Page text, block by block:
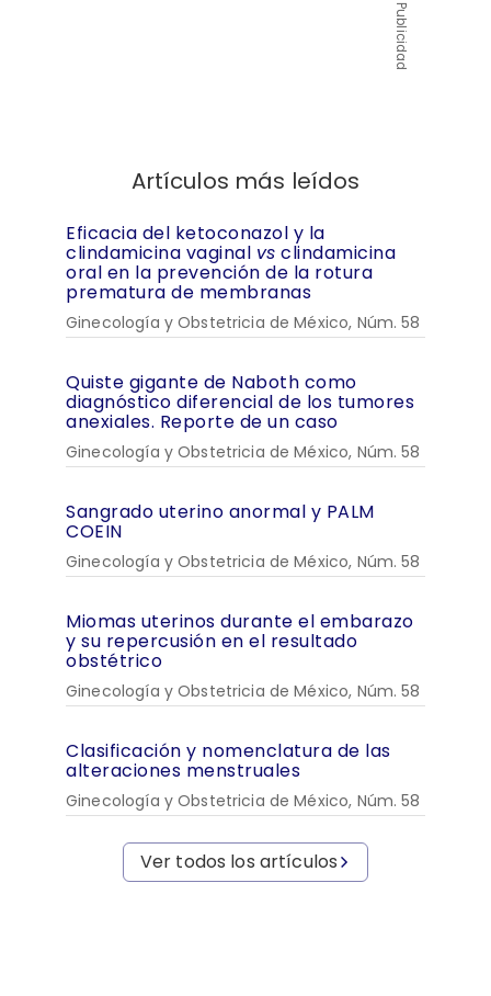
Publicidad
Artículos más leídos
Eficacia del ketoconazol y la
clindamicina vaginal vs clindamicina
oral en la prevención de la rotura
prematura de membranas
Ginecología y Obstetricia de México, Núm. 58
Quiste gigante de Naboth como
diagnóstico diferencial de los tumores
anexiales. Reporte de un caso
Ginecología y Obstetricia de México, Núm. 58
Sangrado uterino anormal y PALM
COEIN
Ginecología y Obstetricia de México, Núm. 58
Miomas uterinos durante el embarazo
y su repercusión en el resultado
obstétrico
Ginecología y Obstetricia de México, Núm. 58
Clasificación y nomenclatura de las
alteraciones menstruales
Ginecología y Obstetricia de México, Núm. 58
Ver todos los artículos